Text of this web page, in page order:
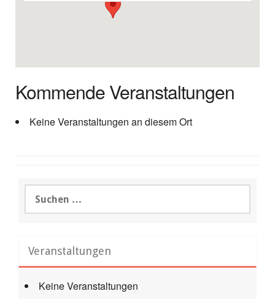
Kommende Veranstaltungen
Keine Veranstaltungen an diesem Ort
nach:
Veranstaltungen
Keine Veranstaltungen